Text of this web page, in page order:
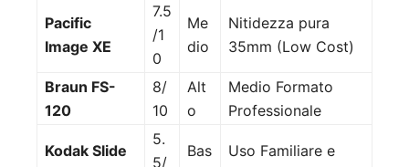
Pacific
Image XE
7.5
/1
0
Me
dio
Nitidezza pura
35mm (Low Cost)
Braun FS-
120
8/
10
Alt
o
Medio Formato
Professionale
Kodak Slide
5.
5/
Bas
Uso Familiare e